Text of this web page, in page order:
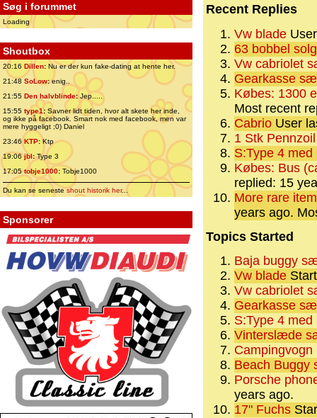
Søg i forummet
Loading
Shoutbox
20:16 Dillen: Nu er der kun fake-dating at hente her.
21:48 SoLow:enig..
21:55 Den halvblinde:Jep.....
15:55 type1:Savner lidt tiden, hvor alt skete her inde,
og ikke på facebook. Smart nok med facebook, men var
mere hyggeligt ;0) Daniel
23:46 KTP:Ktp
19:06jbl:Type 3
17:05tobje1000: Tobje1000
Du kan se senesteshout historik her...
Sponsorer
Recent Replies
Vw blade
63 bobbel
Vw cabriolet
Gearkasse
Købes: 1300
Most recent
Cabrio User
1 Stk
S:Type 4
Købes: Bus
replied: 15
More rare
years ago.
Topics Started
Baja buggy
Vw blade
Vw cabriolet
Gearkasse
S:Type 4
Vinterslæde
Campingvogn
Beach Buggy
Porsche
years ago.
17" Fuchs